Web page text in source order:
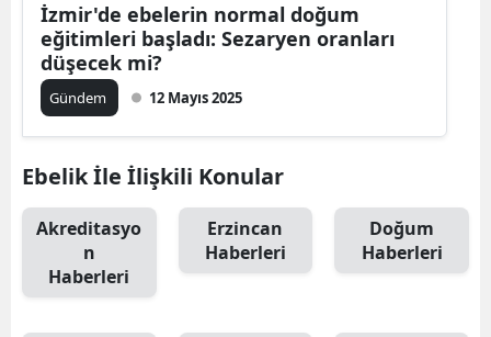
İzmir'de ebelerin normal doğum
eğitimleri başladı: Sezaryen oranları
düşecek mi?
Gündem 12 Mayıs 2025
Ebelik İle İlişkili Konular
Akreditasyo
n
Haberleri
Erzincan
Haberleri
Doğum
Haberleri